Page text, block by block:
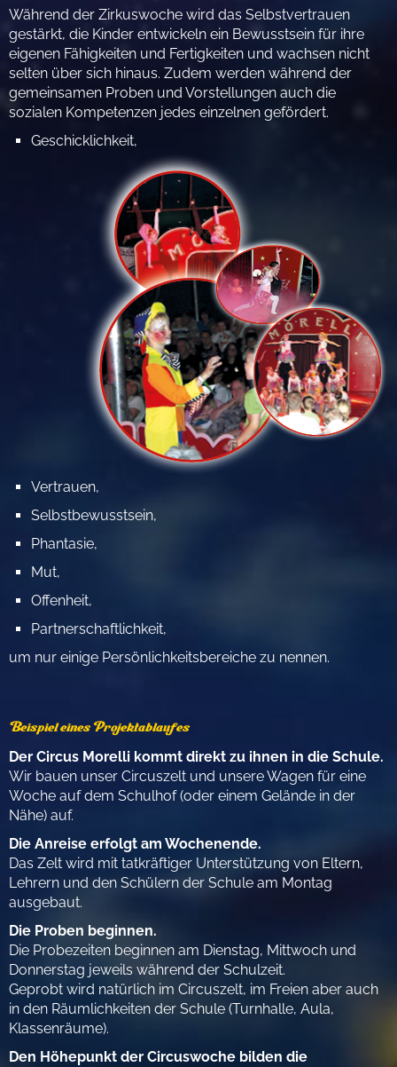
Während der Zirkuswoche wird das Selbstvertrauen
gestärkt, die Kinder entwickeln ein Bewusstsein für ihre
eigenen Fähigkeiten und Fertigkeiten und wachsen nicht
selten über sich hinaus. Zudem werden während der
gemeinsamen Proben und Vorstellungen auch die
sozialen Kompetenzen jedes einzelnen gefördert.
Geschicklichkeit,
Vertrauen,
Selbstbewusstsein,
Phantasie,
Mut,
Offenheit,
Partnerschaftlichkeit,
um nur einige Persönlichkeitsbereiche zu nennen.
Beispiel eines Projektablaufes
Der Circus Morelli kommt direkt zu ihnen in die Schule.
Wir bauen unser Circuszelt und unsere Wagen für eine
Woche auf dem Schulhof (oder einem Gelände in der
Nähe) auf.
Die Anreise erfolgt am Wochenende.
Das Zelt wird mit tatkräftiger Unterstützung von Eltern,
Lehrern und den Schülern der Schule am Montag
ausgebaut.
Die Proben beginnen.
Die Probezeiten beginnen am Dienstag, Mittwoch und
Donnerstag jeweils während der Schulzeit.
Geprobt wird natürlich im Circuszelt, im Freien aber auch
in den Räumlichkeiten der Schule (Turnhalle, Aula,
Klassenräume).
Den Höhepunkt der Circuswoche bilden die